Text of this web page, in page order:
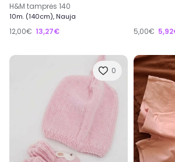
H&M tamprės 140
10m. (140cm), Nauja
12,00€ 13,27€ 5,00€
0